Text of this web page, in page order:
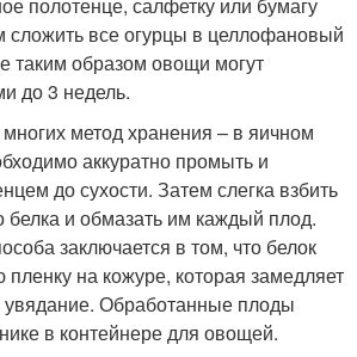
сложить все огурцы в целлофановый
таким образом овощи могут
до 3 недель.
метод хранения – в яичном
аккуратно промыть и
до сухости. Затем слегка взбить
белка и обмазать им каждый плод.
заключается в том, что белок
пленку на кожуре, которая замедляет
увядание. Обработанные плоды
в контейнере для овощей.